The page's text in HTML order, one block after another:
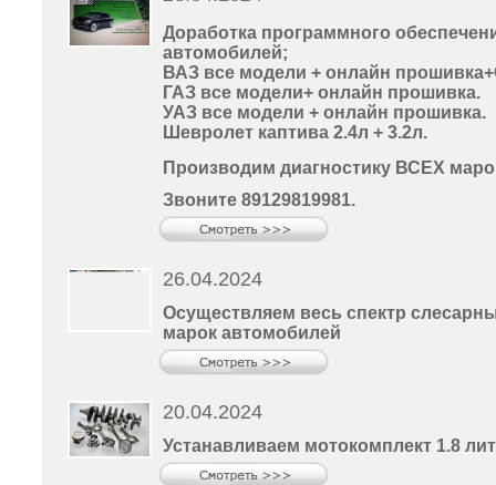
Доработка программного
автомобилей;
ВАЗ все модели + онлайн
ГАЗ все модели+ онлайн прошивка.
УАЗ все модели + онлайн прошивка.
Шевролет каптива 2.4л + 3.2л.
Производим диагностику ВСЕХ
Звоните 89129819981.
26.04.2024
Осуществляем весь спектр
марок автомобилей
20.04.2024
Устанавливаем мотокомплект 1.8